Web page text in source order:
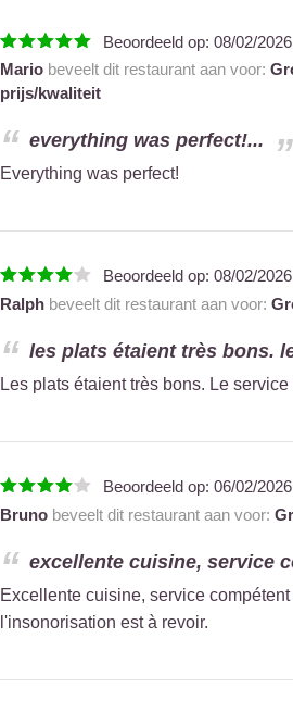
Beoordeeld op: 08/02/2026
Mariobeveelt dit restaurant aan voor:
prijs/kwaliteit
everything was perfect!...
Everything was perfect!
Beoordeeld op: 08/02/2026
Ralphbeveelt dit restaurant aan voor:
les plats étaient très bons.
Les plats étaient très bons. Le
Beoordeeld op: 06/02/2026
Brunobeveelt dit restaurant aan voor:
excellente cuisine, service
Excellente cuisine, service
l'insonorisation est à revoir.